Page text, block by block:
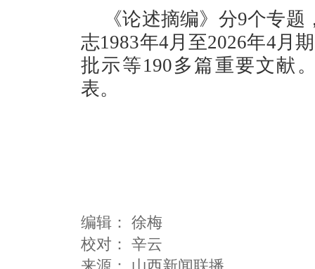
《论述摘编》分9个专
志1983年4月至2026年4月
批示等190多篇重要文献
表。
编辑： 徐梅
校对： 辛云